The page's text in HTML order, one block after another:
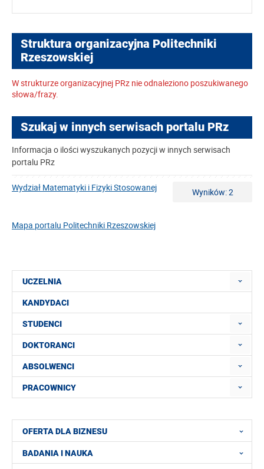
Struktura organizacyjna Politechniki
Rzeszowskiej
W strukturze organizacyjnej PRz nie odnaleziono poszukiwanego
słowa/frazy.
Szukaj w innych serwisach portalu PRz
Informacja o ilości wyszukanych pozycji w innych serwisach
portalu PRz
Wydział Matematyki i Fizyki Stosowanej Wyników: 2
Mapa portalu Politechniki Rzeszowskiej
UCZELNIA
KANDYDACI
STUDENCI
DOKTORANCI
ABSOLWENCI
PRACOWNICY
OFERTA DLA BIZNESU
BADANIA I NAUKA